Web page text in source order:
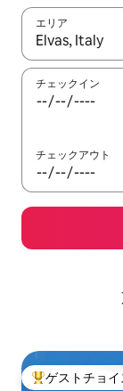
エリア
検索結果が表
チェックイン
チェックアウト
大好評のゲスト
ゲストチョイ